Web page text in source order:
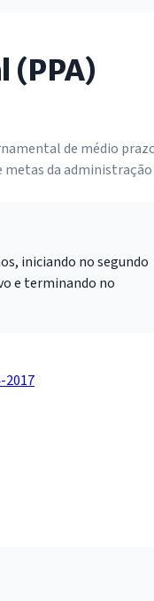
(PPA)
de médio
metas da administração
iniciando no segundo
e terminando no
2017